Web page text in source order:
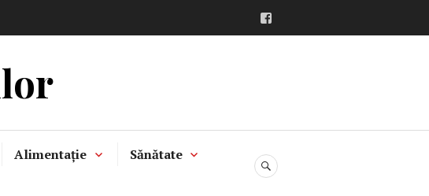
Alimentație
Sănătate
CĂUTARE